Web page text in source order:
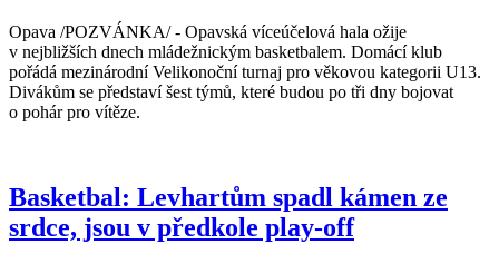
Opava /POZVÁNKA/ - Opavská víceúčelová hala ožije
v nejbližších dnech mládežnickým basketbalem. Domácí klub
pořádá mezinárodní Velikonoční turnaj pro věkovou kategorii U13.
Divákům se představí šest týmů, které budou po tři dny bojovat
o pohár pro vítěze.
Basketbal: Levhartům spadl kámen ze
srdce, jsou v předkole play-off